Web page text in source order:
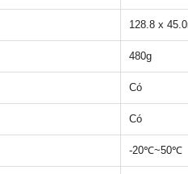
128.8 x
480g
Có
Có
-20℃~50℃